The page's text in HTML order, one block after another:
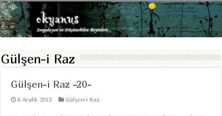
Gülşen-i Raz
Gülşen-i Raz -20-
6 Aralık 2013 Gülşen-i Raz